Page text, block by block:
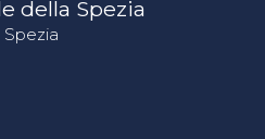
della Spezia
Spezia